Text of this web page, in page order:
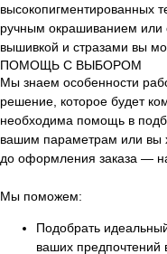
высокопигментированных
ручным окрашиванием или
вышивкой и стразами вы
ПОМОЩЬ С ВЫБОРОМ
Мы знаем особенности
решение, которое будет
необходима помощь в
вашим параметрам или вы
до оформления заказа —
Мы поможем:
Подобрать
ваших предпочтений